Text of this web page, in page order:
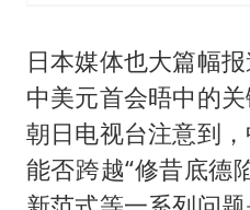
日本媒体也大篇幅
中美元首会晤中的关
朝日电视台注意到
能否跨越“修昔底德